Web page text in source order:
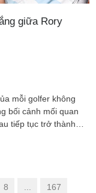
giữa Rory
mỗi golfer không
bối cảnh mối quan
tiếp tục trở thành
8 ...
167